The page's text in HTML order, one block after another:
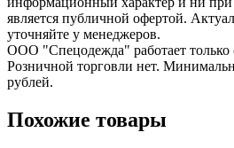
является публичной офертой.
уточняйте у менеджеров.
ООО "Спецодежда" работает
Розничной торговли нет.
рублей.
Похожие товары